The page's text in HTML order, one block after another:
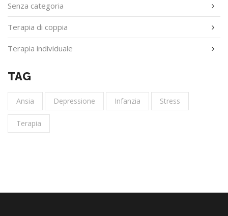
Senza categoria
Terapia di coppia
Terapia individuale
TAG
Ansia Depressione Infanzia Stress
Terapia